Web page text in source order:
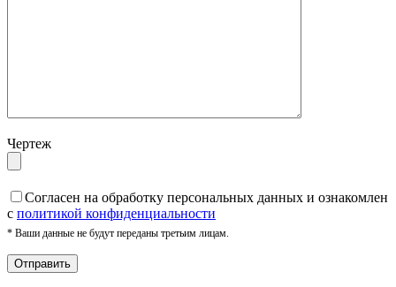
Чертеж
Cогласен на обработку персональных данных и ознакомлен
с политикой конфиденциальности
* Ваши данные не будут переданы третьим лицам.